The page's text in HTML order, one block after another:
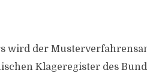
wird der
Klageregister des